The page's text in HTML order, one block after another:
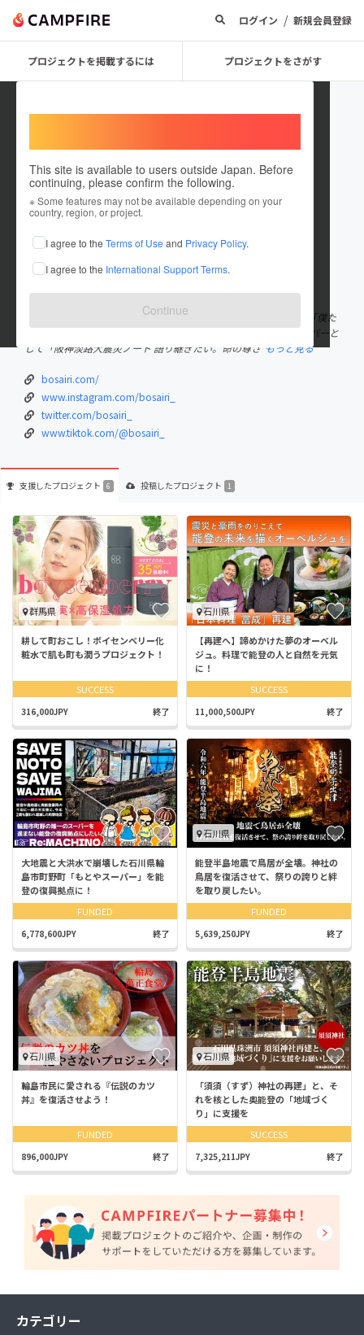
ログイン / 新規会員登録
プロジェクトを掲載するには プロジェクトをさがす
This site is available to users outside Japan. Before
continuing, please confirm the following.
※ Some features may not be available depending on your
country, region, or project.
I agree to the Terms of Use and Privacy Policy.
I agree to the International Support Terms.
Continue
bosairi
これまでに6回支援して1件のプロジェクトを投稿しています
在住国：日本 現在地：東京都
出身国：日本 出身地：神奈川県
神奈川県横浜市生まれ。神奈川県立横浜緑ヶ丘高等学校在学時代「僕た
ちの阪神大震災ノート 震災写真【調べ学習】プロジェクト」メンバーと
して「阪神淡路大震災ノート 語り継ぎたい。命の尊さ もっと見る
bosairi.com/
www.instagram.com/bosairi_
twitter.com/bosairi_
www.tiktok.com/@bosairi_
支援したプロジェクト 6 投稿したプロジェクト 1
群馬県
耕して町おこし！ボイセンベリー化
粧水で肌も町も潤うプロジェクト！
SUCCESS
316,000JPY 終了
石川県
【再建へ】諦めかけた夢のオーベル
ジュ。料理で能登の人と自然を元気
に！
SUCCESS
11,000,500JPY 終了
大地震と大洪水で崩壊した石川県輪
島市町野町「もとやスーパー」を能
登の復興拠点に！
FUNDED
6,778,600JPY 終了
石川県
能登半島地震で鳥居が全壊。神社の
鳥居を復活させて、祭りの誇りと絆
を取り戻したい。
FUNDED
5,639,250JPY 終了
石川県
輪島市民に愛される『伝説のカツ
丼』を復活させよう！
FUNDED
896,000JPY 終了
石川県
「須須（すず）神社の再建」と、そ
れを核とした奥能登の「地域づく
り」に支援を
SUCCESS
7,325,211JPY 終了
カテゴリー